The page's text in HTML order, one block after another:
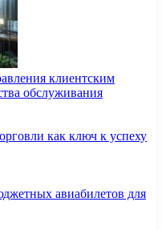
клиентским
обслуживания
как ключ к успеху
авиабилетов для